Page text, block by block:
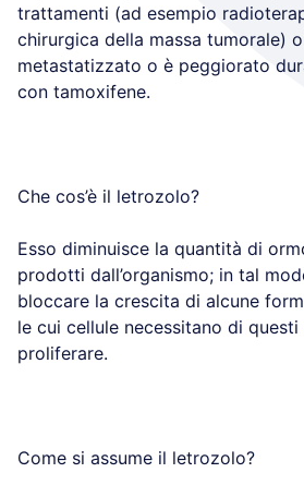
trattamenti (ad esempio
chirurgica della massa tumorale)
metastatizzato o è peggiorato
con tamoxifene.
Che cos’è il letrozolo?
Esso diminuisce la quantità di
prodotti dall’organismo; in tal
bloccare la crescita di alcune
le cui cellule necessitano di
proliferare.
Come si assume il letrozolo?